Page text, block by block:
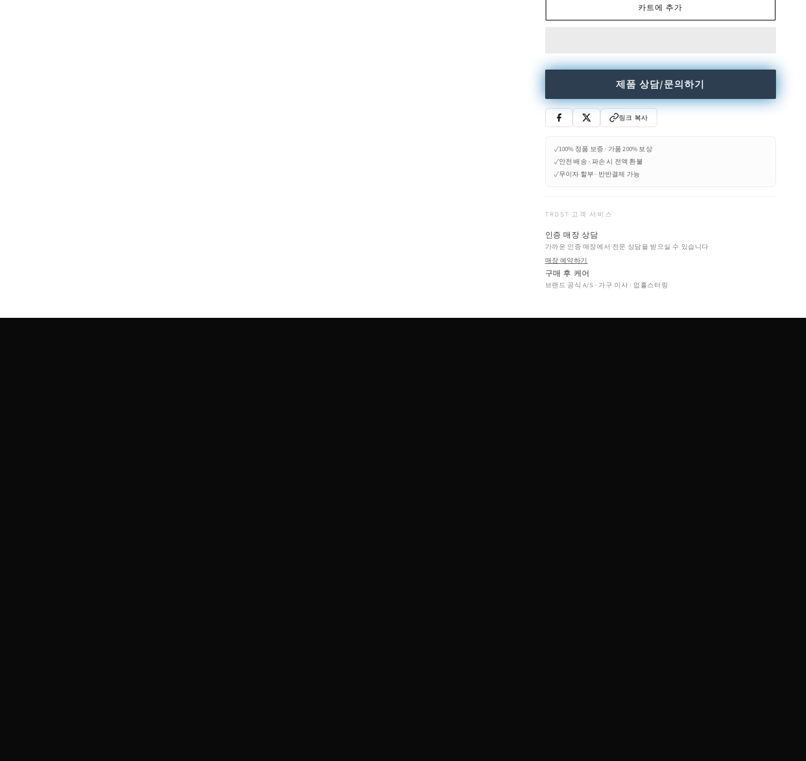
줄
crystal
늘
림
카트에 추가
제품 상담/문의하기
링크 복사
✓100% 정품 보증 · 가품 200% 보상
✓안전 배송 · 파손 시 전액 환불
✓무이자 할부 · 반반결제 가능
TRDST 고객 서비스
인증 매장 상담
가까운 인증 매장에서 전문 상담을 받으실 수 있습니다
매장 예약하기
구매 후 케어
브랜드 공식 A/S · 가구 이사 · 업홀스터링